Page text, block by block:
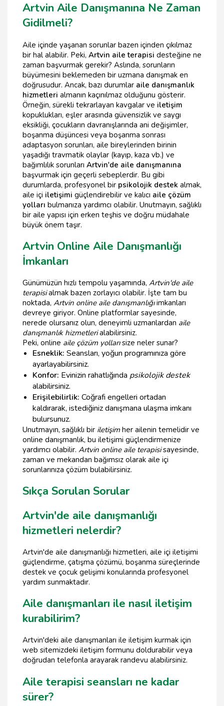
Artvin Aile Danışmanına Ne Zaman
Gidilmeli?
Aile içinde yaşanan sorunlar bazen içinden çıkılmaz
bir hal alabilir. Peki, Artvin aile terapisi desteğine ne
zaman başvurmak gerekir? Aslında, sorunların
büyümesini beklemeden bir uzmana danışmak en
doğrusudur. Ancak, bazı durumlar aile danışmanlık
hizmetleri almanın kaçınılmaz olduğunu gösterir.
Örneğin, sürekli tekrarlayan kavgalar ve iletişim
kopuklukları, eşler arasında güvensizlik ve saygı
eksikliği, çocukların davranışlarında ani değişimler,
boşanma düşüncesi veya boşanma sonrası
adaptasyon sorunları, aile bireylerinden birinin
yaşadığı travmatik olaylar (kayıp, kaza vb.) ve
bağımlılık sorunları Artvin'de aile danışmanına
başvurmak için geçerli sebeplerdir. Bu gibi
durumlarda, profesyonel bir psikolojik destek almak,
aile içi iletişimi güçlendirebilir ve kalıcı aile çözüm
yolları bulmanıza yardımcı olabilir. Unutmayın, sağlıklı
bir aile yapısı için erken teşhis ve doğru müdahale
büyük önem taşır.
Artvin Online Aile Danışmanlığı
İmkanları
Günümüzün hızlı tempolu yaşamında, Artvin'de aile
terapisialmak bazen zorlayıcı olabilir. İşte tam bu
noktada, Artvin online aile danışmanlığıimkanları
devreye giriyor. Online platformlar sayesinde,
nerede olursanız olun, deneyimli uzmanlardan aile
danışmanlık hizmetlerialabilirsiniz.
Peki, online aile çözüm yollarısize neler sunar?
Esneklik: Seansları, yoğun programınıza göre
ayarlayabilirsiniz.
Konfor: Evinizin rahatlığında psikolojik destek
alabilirsiniz.
Erişilebilirlik: Coğrafi engelleri ortadan
kaldırarak, istediğiniz danışmana ulaşma imkanı
bulursunuz.
Unutmayın, sağlıklı bir iletişim her ailenin temelidir ve
online danışmanlık, bu iletişimi güçlendirmenize
yardımcı olabilir. Artvin online aile terapisisayesinde,
zaman ve mekandan bağımsız olarak aile içi
sorunlarınıza çözüm bulabilirsiniz.
Sıkça Sorulan Sorular
Artvin'de aile danışmanlığı
hizmetleri nelerdir?
Artvin'de aile danışmanlığı hizmetleri, aile içi iletişimi
güçlendirme, çatışma çözümü, boşanma süreçlerinde
destek ve çocuk gelişimi konularında profesyonel
yardım sunmaktadır.
Aile danışmanları ile nasıl iletişim
kurabilirim?
Artvin'deki aile danışmanları ile iletişim kurmak için
web sitemizdeki iletişim formunu doldurabilir veya
doğrudan telefonla arayarak randevu alabilirsiniz.
Aile terapisi seansları ne kadar
sürer?